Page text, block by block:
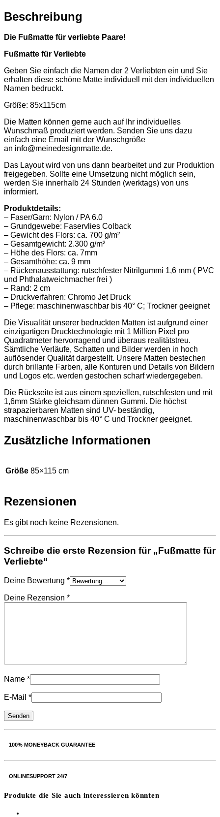
Beschreibung
Die Fußmatte für verliebte Paare!
Fußmatte für Verliebte
Geben Sie einfach die Namen der 2 Verliebten ein und Sie
erhalten diese schöne Matte individuell mit den individuellen
Namen bedruckt.
Größe: 85x115cm
Die Matten können gerne auch auf Ihr individuelles
Wunschmaß produziert werden. Senden Sie uns dazu
einfach eine Email mit der Wunschgröße
an info@meinedesignmatte.de.
Das Layout wird von uns dann bearbeitet und zur Produktion
freigegeben. Sollte eine Umsetzung nicht möglich sein,
werden Sie innerhalb 24 Stunden (werktags) von uns
informiert.
Produktdetails:
– Faser/Garn: Nylon / PA 6.0
– Grundgewebe: Faservlies Colback
– Gewicht des Flors: ca. 700 g/m²
– Gesamtgewicht: 2.300 g/m²
– Höhe des Flors: ca. 7mm
– Gesamthöhe: ca. 9 mm
– Rückenausstattung: rutschfester Nitrilgummi 1,6 mm ( PVC
und Phthalatweichmacher frei )
– Rand: 2 cm
– Druckverfahren: Chromo Jet Druck
– Pflege: maschinenwaschbar bis 40° C; Trockner geeignet
Die Visualität unserer bedruckten Matten ist aufgrund einer
einzigartigen Drucktechnologie mit 1 Million Pixel pro
Quadratmeter hervorragend und überaus realitätstreu.
Sämtliche Verläufe, Schatten und Bilder werden in hoch
auflösender Qualität dargestellt. Unsere Matten bestechen
durch brillante Farben, alle Konturen und Details von Bildern
und Logos etc. werden gestochen scharf wiedergegeben.
Die Rückseite ist aus einem speziellen, rutschfesten und mit
1,6mm Stärke gleichsam dünnen Gummi. Die höchst
strapazierbaren Matten sind UV- beständig,
maschinenwaschbar bis 40° C und Trockner geeignet.
Zusätzliche Informationen
Größe 85×115 cm
Rezensionen
Es gibt noch keine Rezensionen.
Schreibe die erste Rezension für „Fußmatte für
Verliebte“
Deine Bewertung *
Deine Rezension *
Name *
E-Mail *
100% MONEYBACK GUARANTEE
ONLINESUPPORT 24/7
Produkte die Sie auch interessieren könnten